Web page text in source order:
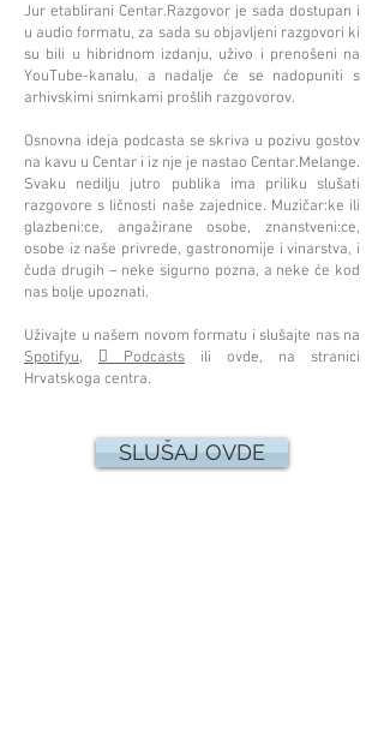
Jur etablirani Centar.Razgovor je sada dostupan i
u audio formatu, za sada su objavljeni razgovori ki
su bili u hibridnom izdanju, uživo i prenošeni na
YouTube-kanalu, a nadalje će se nadopuniti s
arhivskimi snimkami prošlih razgovorov.
Osnovna ideja podcasta se skriva u pozivu gostov
na kavu u Centar i iz nje je nastao Centar.Melange.
Svaku nedilju jutro publika ima priliku slušati
razgovore s ličnosti naše zajednice. Muzičar:ke ili
glazbeni:ce, angažirane osobe, znanstveni:ce,
osobe iz naše privrede, gastronomije i vinarstva, i
čuda drugih – neke sigurno pozna, a neke će kod
nas bolje upoznati.
Uživajte u našem novom formatu i slušajte nas na
Spotifyu,  Podcasts ili ovde, na stranici
Hrvatskoga centra.
SLUŠAJ OVDE